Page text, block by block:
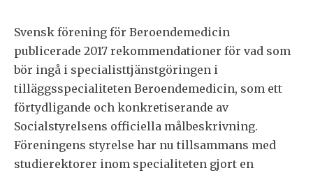
Svensk förening för Beroendemedicin
publicerade 2017 rekommendationer för vad som
bör ingå i specialisttjänstgöringen i
tilläggsspecialiteten Beroendemedicin, som ett
förtydligande och konkretiserande av
Socialstyrelsens officiella målbeskrivning.
Föreningens styrelse har nu tillsammans med
studierektorer inom specialiteten gjort en